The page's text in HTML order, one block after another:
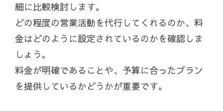
細に比較検討します。
どの程度の営業活動を代行してくれるのか、料
金はどのように設定されているのかを確認しま
しょう。
料金が明確であることや、予算に合ったプラン
を提供しているかどうかが重要です。